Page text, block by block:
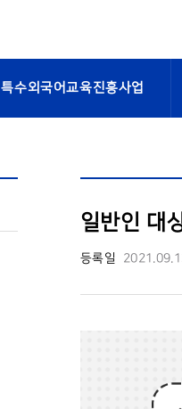
특수외국어교육진흥사업
일반인 대
등록일